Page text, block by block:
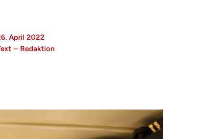
April 2022
– Redaktion